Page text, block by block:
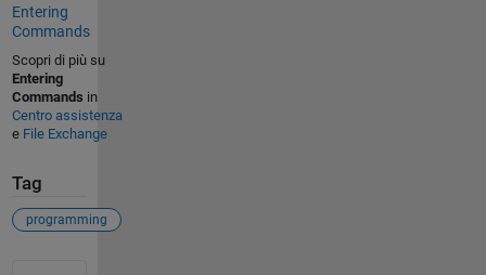
Entering
Commands
Scopri di più su
Entering
Commands in
Centro assistenza
e File Exchange
Tag
programming